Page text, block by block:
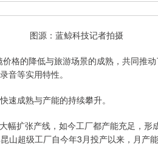
图源：蓝鲸科技记者拍摄
的降低与旅游场景的成熟，共同推动
音等实用特性。
成熟与产能的持续攀升。
扩张产线，如今工厂都产能充足，形
山超级工厂自今年3月投产以来，月产